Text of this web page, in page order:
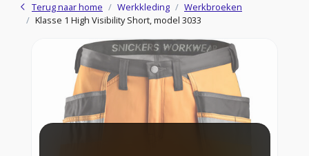
Terug naar home Werkkleding
Werkbroeken
Klasse 1 High Visibility Short, model 3033